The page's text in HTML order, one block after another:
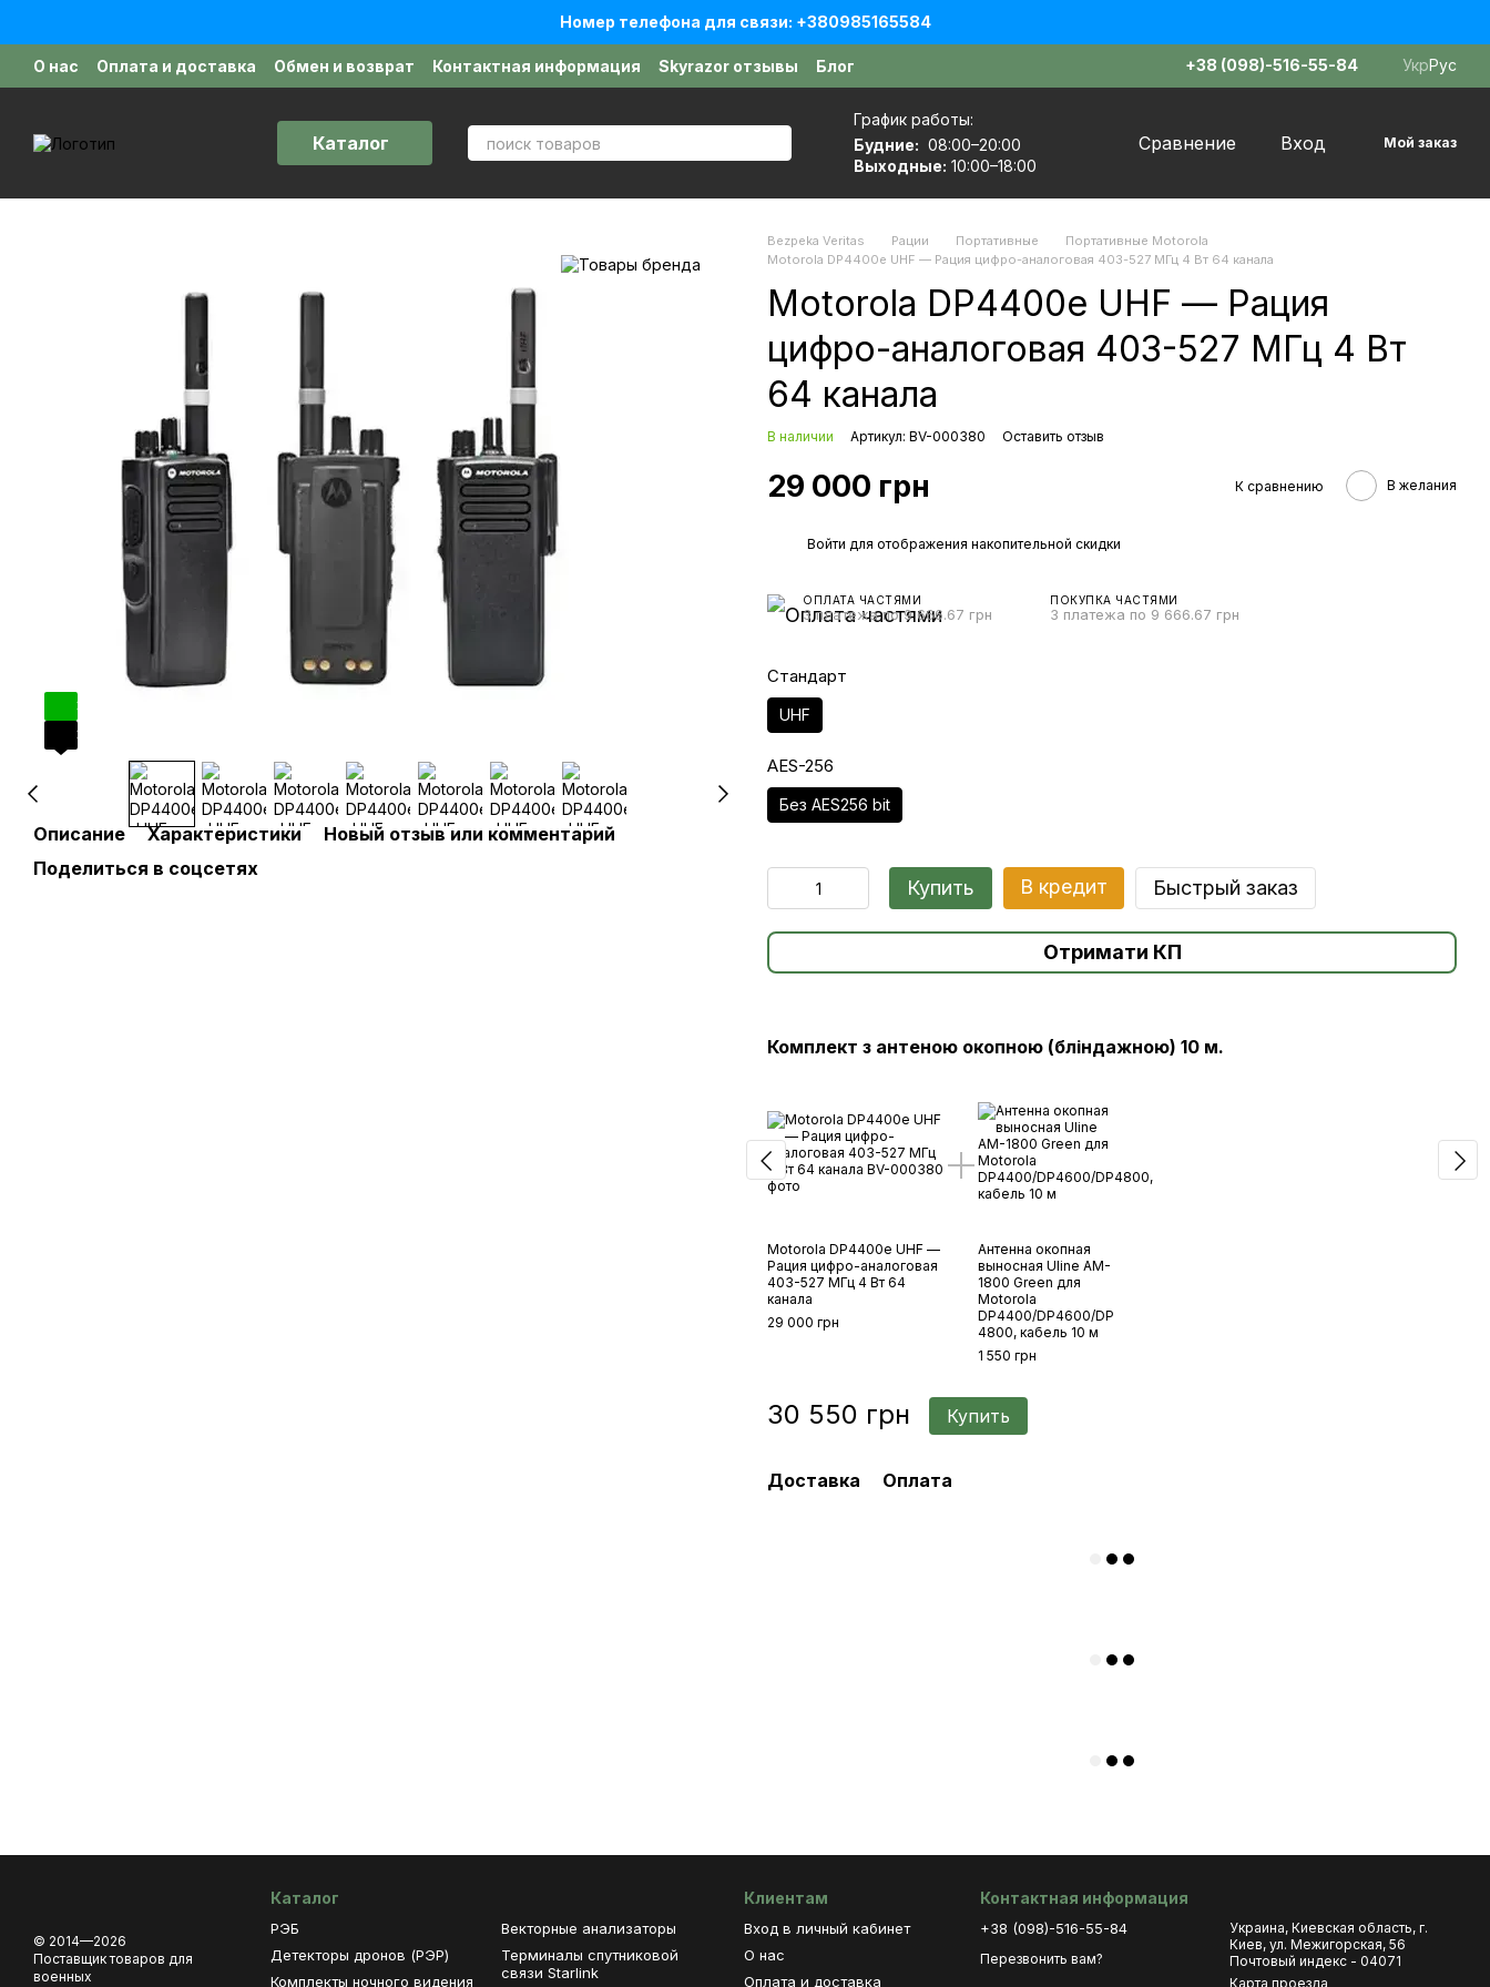
Номер телефона для связи: +380985165584
О нас Оплата и доставка Обмен и возврат Контактная информация Skyrazor отзывы
Блог
Политика конфиденциальности
Отзывы о магазине Договор публичной оферты
+38 (098)-516-55-84 УкрРус
Каталог
График работы:
Будние: 08:00–20:00
Выходные: 10:00–18:00
Сравнение Вход Мой заказ
3
3
Описание Характеристики
Новый отзыв или комментарий
Поделиться в соцсетях
Bezpeka Veritas Рации Портативные
Портативные Motorola
Motorola DP4400e UHF — Рация цифро-аналоговая 403-527 МГц 4 Вт 64 канала
Motorola DP4400e UHF — Рация
цифро-аналоговая 403-527 МГц 4 Вт
64 канала
В наличии Артикул: BV-000380 Оставить отзыв
29 000 грн К сравнению В желания
Войти для отображения накопительной скидки
ОПЛАТА ЧАСТЯМИ
3 платежа по 9 666.67 грн
ПОКУПКА ЧАСТЯМИ
3 платежа по 9 666.67 грн
Стандарт
UHF
AES-256
Без AES256 bit
Купить В кредит Быстрый заказ
Отримати КП
Комплект з антеною окопною (бліндажною) 10 м.
Motorola DP4400e UHF —
Рация цифро-аналоговая
403-527 МГц 4 Вт 64
канала
29 000 грн
Антенна окопная
выносная Uline AM-
1800 Green для
Motorola
DP4400/DP4600/DP
4800, кабель 10 м
1 550 грн
30 550 грн Купить
Доставка Оплата
© 2014—2026
Поставщик товаров для
военных
Каталог
РЭБ
Детекторы дронов (РЭР)
Комплекты ночного видения
Векторные анализаторы
Терминалы спутниковой
связи Starlink
Клиентам
Вход в личный кабинет
О нас
Оплата и доставка
Контактная информация
+38 (098)-516-55-84
Перезвонить вам?
Украина, Киевская область, г.
Киев, ул. Межигорская, 56
Почтовый индекс - 04071
Карта проезда